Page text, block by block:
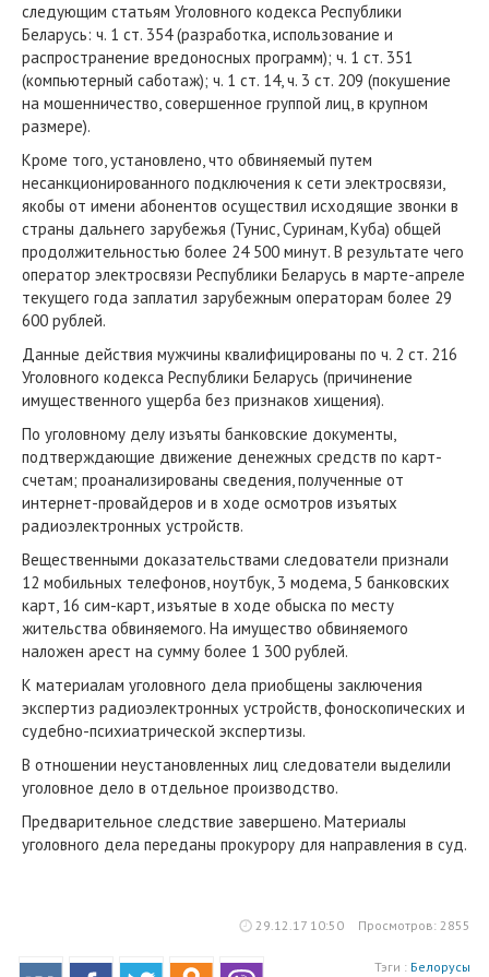
следующим статьям Уголовного кодекса Республики
Беларусь: ч. 1 ст. 354 (разработка, использование и
распространение вредоносных программ); ч. 1 ст. 351
(компьютерный саботаж); ч. 1 ст. 14, ч. 3 ст. 209 (покушение
на мошенничество, совершенное группой лиц, в крупном
размере).
Кроме того, установлено, что обвиняемый путем
несанкционированного подключения к сети электросвязи,
якобы от имени абонентов осуществил исходящие звонки в
страны дальнего зарубежья (Тунис, Суринам, Куба) общей
продолжительностью более 24 500 минут. В результате чего
оператор электросвязи Республики Беларусь в марте-апреле
текущего года заплатил зарубежным операторам более 29
600 рублей.
Данные действия мужчины квалифицированы по ч. 2 ст. 216
Уголовного кодекса Республики Беларусь (причинение
имущественного ущерба без признаков хищения).
По уголовному делу изъяты банковские документы,
подтверждающие движение денежных средств по карт-
счетам; проанализированы сведения, полученные от
интернет-провайдеров и в ходе осмотров изъятых
радиоэлектронных устройств.
Вещественными доказательствами следователи признали
12 мобильных телефонов, ноутбук, 3 модема, 5 банковских
карт, 16 сим-карт, изъятые в ходе обыска по месту
жительства обвиняемого. На имущество обвиняемого
наложен арест на сумму более 1 300 рублей.
К материалам уголовного дела приобщены заключения
экспертиз радиоэлектронных устройств, фоноскопических и
судебно-психиатрической экспертизы.
В отношении неустановленных лиц следователи выделили
уголовное дело в отдельное производство.
Предварительное следствие завершено. Материалы
уголовного дела переданы прокурору для направления в суд.
29.12.17 10:50 Просмотров: 2855
Тэги : Белорусы